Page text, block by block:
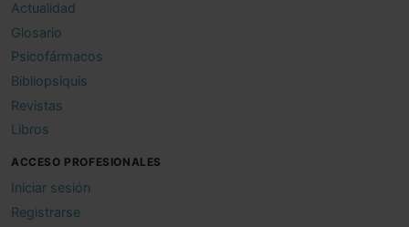
Actualidad
Glosario
Psicofármacos
Bibliopsiquis
Revistas
Libros
ACCESO PROFESIONALES
Iniciar sesión
Registrarse